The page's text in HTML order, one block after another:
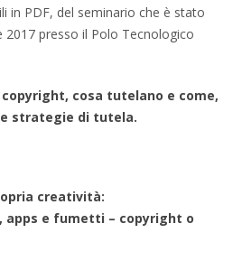
in PDF, del seminario che è stato
2017 presso il Polo Tecnologico
cosa tutelano e come,
strategie di tutela.
creatività:
apps e fumetti – copyright o